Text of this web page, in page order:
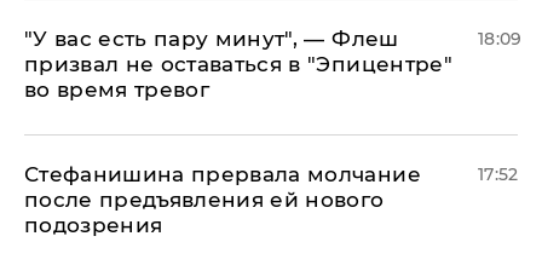
​"У вас есть пару минут", — Флеш
призвал не оставаться в "Эпицентре"
во время тревог
18:09
Стефанишина прервала молчание
после предъявления ей нового
подозрения
17:52